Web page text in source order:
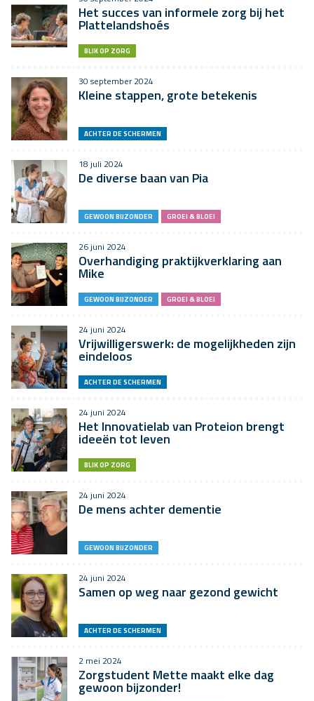
Het succes van informele zorg bij het
Plattelandshoés
BLIK OP ZORG
30 september 2024
Kleine stappen, grote betekenis
ACHTER DE SCHERMEN
18 juli 2024
De diverse baan van Pia
GEWOON BIJZONDER GROEI & BLOEI
26 juni 2024
Overhandiging praktijkverklaring aan
Mike
GEWOON BIJZONDER GROEI & BLOEI
24 juni 2024
Vrijwilligerswerk: de mogelijkheden zijn
eindeloos
ACHTER DE SCHERMEN
24 juni 2024
Het Innovatielab van Proteion brengt
ideeën tot leven
BLIK OP ZORG
24 juni 2024
De mens achter dementie
GEWOON BIJZONDER
24 juni 2024
Samen op weg naar gezond gewicht
ACHTER DE SCHERMEN
2 mei 2024
Zorgstudent Mette maakt elke dag
gewoon bijzonder!